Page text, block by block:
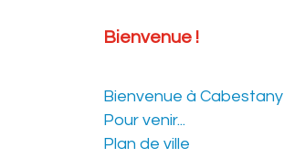
Bienvenue !
Bienvenue à Cabestany
Pour venir...
Plan de ville